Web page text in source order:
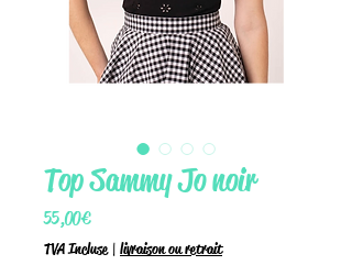
Top Sammy Jo noir
55,00 €Prix
TVA Incluse| livraison ou retrait